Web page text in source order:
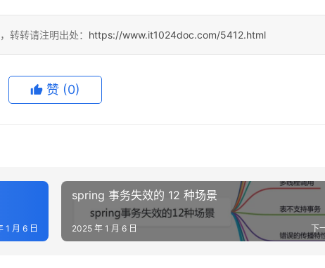
转转请注明出处： https://www.it1024doc.com/5412.html
赞 (0)
1 月 6 日
spring 事务失效的 12 种场景
下
2025 年 1 月 6 日